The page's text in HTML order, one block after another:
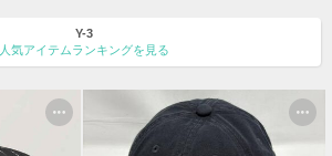
Y-3
人気アイテムランキングを見る